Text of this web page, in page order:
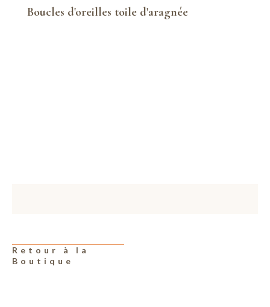
Boucles d'oreilles toile d'aragnée
Retour à la
Boutique